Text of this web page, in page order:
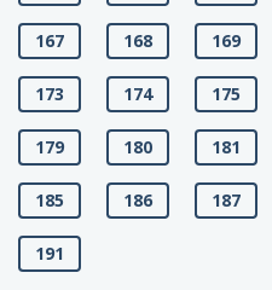
167 168 169
173 174 175
179 180 181
185 186 187
191